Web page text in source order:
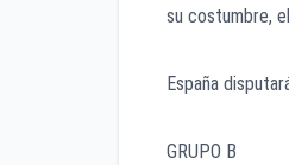
su costumbre,
España
GRUPO B